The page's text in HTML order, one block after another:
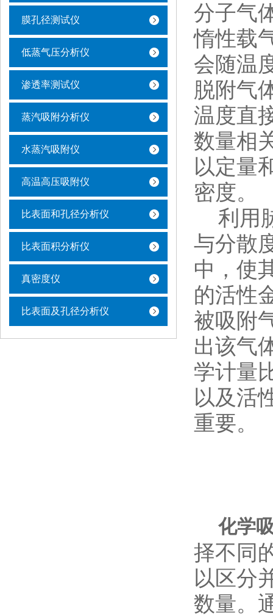
膜孔径测试仪
低蒸气压分析仪
渗透率测试仪
蒸汽吸附分析仪
水蒸汽吸附仪
高温高压吸附仪
比表面和孔径分析仪
比表面积分析仪
真密度仪
比表面及孔径分析仪
分子气
惰性载
会随温
脱附气
温度直
数量相
以定量
密度。
利用
与分散
中，使
的活性
被吸附
出该气
学计量
以及活
重要。
化学
择不同
以区分
数量。